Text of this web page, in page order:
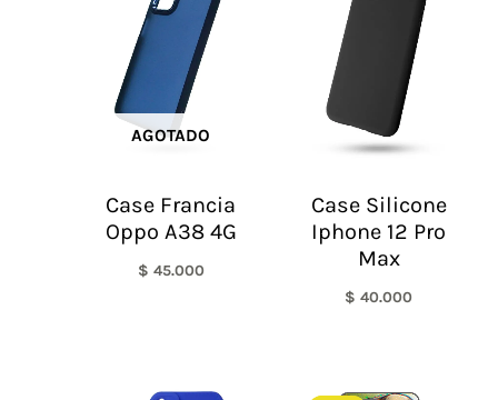
AGOTADO
Case Francia
Oppo A38 4G
$ 45.000
Case Silicone
Iphone 12 Pro
Max
$ 40.000